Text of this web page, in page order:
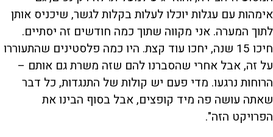
אימהות עם עגלות יוכלו לעלות בקלות לגשר, שיכניס אותן
לתוך המערה. אני מקווה שתוך כמה חודשים זה יסתיים.
חיכו 15 שנה, יחכו עוד קצת. היו כמה פלסטינים שהתעוררו
על זה, אבל אחרי שהסברנו להם שזה משרת גם אותם –
הרוחות נרגעו. מדי פעם יש קולות של התנגדות, כל דבר
שאתה עושה פה מיד קופצים, אבל בסוף הבינו את
הפרויקט הזה".